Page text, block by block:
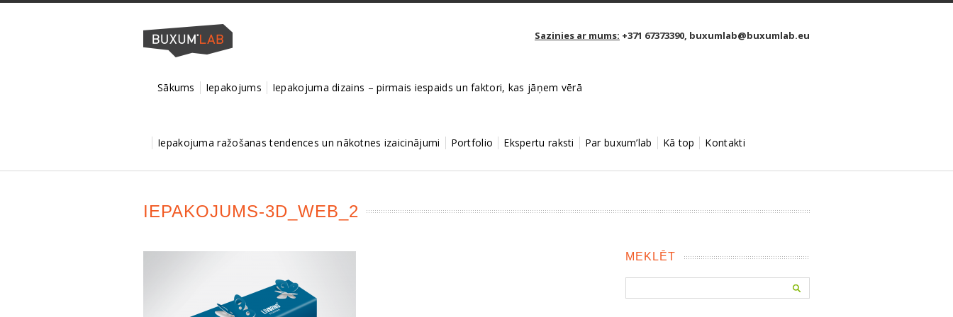
Sazinies ar mums: +371 67373390, buxumlab@buxumlab.eu
Sākums Iepakojums Iepakojuma dizains – pirmais iespaids un faktori, kas jāņem vērā
Iepakojuma ražošanas tendences un nākotnes izaicinājumi Portfolio Ekspertu raksti Par buxum’lab Kā top Kontakti
IEPAKOJUMS-3D_WEB_2
MEKLĒT